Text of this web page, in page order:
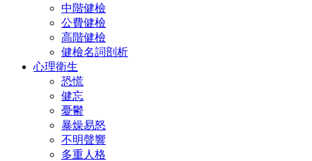
中階健檢
公費健檢
高階健檢
健檢名詞剖析
心理衛生
恐慌
健忘
憂鬱
暴燥易怒
不明聲響
多重人格